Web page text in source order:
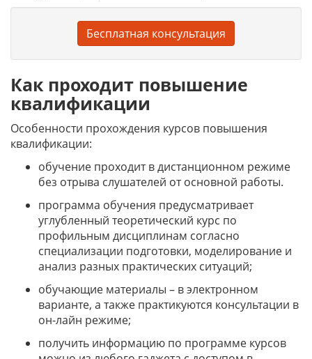
Бесплатная консультация
Как проходит повышение
квалификации
Особенности прохождения курсов повышения
квалификации:
обучение проходит в дистанционном режиме
без отрыва слушателей от основной работы.
программа обучения предусматривает
углубленный теоретический курс по
профильным дисциплинам согласно
специализации подготовки, моделирование и
анализ разных практических ситуаций;
обучающие материалы – в электронном
варианте, а также практикуются консультации в
он-лайн режиме;
получить информацию по программе курсов